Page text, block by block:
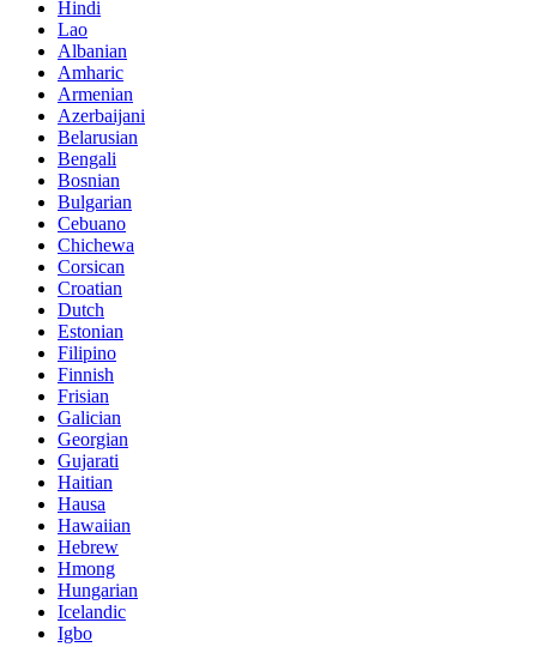
Hindi
Lao
Albanian
Amharic
Armenian
Azerbaijani
Belarusian
Bengali
Bosnian
Bulgarian
Cebuano
Chichewa
Corsican
Croatian
Dutch
Estonian
Filipino
Finnish
Frisian
Galician
Georgian
Gujarati
Haitian
Hausa
Hawaiian
Hebrew
Hmong
Hungarian
Icelandic
Igbo